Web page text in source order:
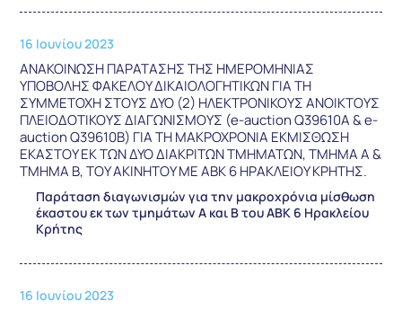
16 Ιουνίου 2023
ΑΝΑΚΟΙΝΩΣΗ ΠΑΡΑΤΑΣΗΣ ΤΗΣ ΗΜΕΡΟΜΗΝΙΑΣ
ΥΠΟΒΟΛΗΣ ΦΑΚΕΛΟΥ ΔΙΚΑΙΟΛΟΓΗΤΙΚΩΝ ΓΙΑ ΤΗ
ΣΥΜΜΕΤΟΧΗ ΣΤΟΥΣ ΔΥΟ (2) ΗΛΕΚΤΡΟΝΙΚΟΥΣ ΑΝΟΙΚΤΟΥΣ
ΠΛΕΙΟΔΟΤΙΚΟΥΣ ΔΙΑΓΩΝΙΣΜΟΥΣ (e-auction Q39610Α & e-
auction Q39610Β) ΓΙΑ ΤΗ ΜΑΚΡΟΧΡΟΝΙΑ ΕΚΜΙΣΘΩΣΗ
ΕΚΑΣΤΟΥ ΕΚ ΤΩΝ ΔΥΟ ΔΙΑΚΡΙΤΩΝ ΤΜΗΜΑΤΩΝ, ΤΜΗΜΑ Α &
ΤΜΗΜΑ Β, ΤΟΥ ΑΚΙΝΗΤΟΥ ΜΕ ΑΒΚ 6 ΗΡΑΚΛΕΙΟΥ ΚΡΗΤΗΣ.
Παράταση διαγωνισμών για την μακροχρόνια μίσθωση
έκαστου εκ των τμημάτων Α και Β του ΑΒΚ 6 Ηρακλείου
Κρήτης
16 Ιουνίου 2023